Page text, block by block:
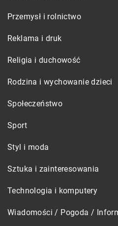
Przemysł i rolnictwo
Reklama i druk
Religia i duchowość
Rodzina i wychowanie dzieci
Społeczeństwo
Sport
Styl i moda
Sztuka i zainteresowania
Technologia i komputery
Wiadomości / Pogoda /